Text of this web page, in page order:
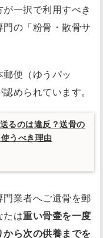
一択で利用すべき
の「粉骨・散骨サ
便（ゆうパッ
められています。
るのは違反？送骨の
うべき理由
業者へご遺骨を郵
たは重い骨壷を一度
ら次の供養までを